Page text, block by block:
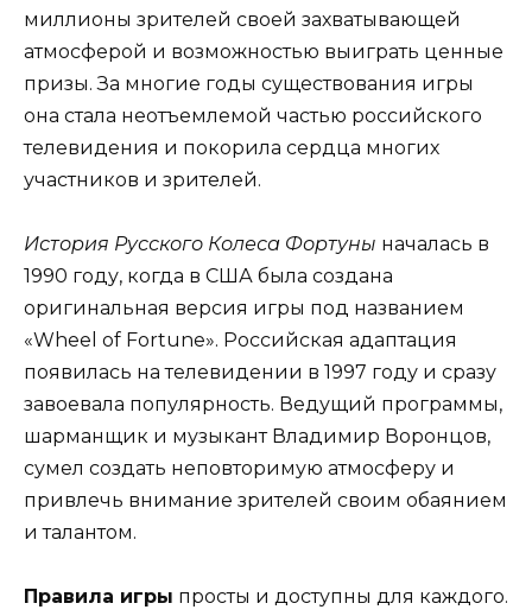
миллионы зрителей своей захватывающей
атмосферой и возможностью выиграть ценные
призы. За многие годы существования игры
она стала неотъемлемой частью российского
телевидения и покорила сердца многих
участников и зрителей.
История Русского Колеса Фортуны началась в
1990 году, когда в США была создана
оригинальная версия игры под названием
«Wheel of Fortune». Российская адаптация
появилась на телевидении в 1997 году и сразу
завоевала популярность. Ведущий программы,
шарманщик и музыкант Владимир Воронцов,
сумел создать неповторимую атмосферу и
привлечь внимание зрителей своим обаянием
и талантом.
Правила игры просты и доступны для каждого.